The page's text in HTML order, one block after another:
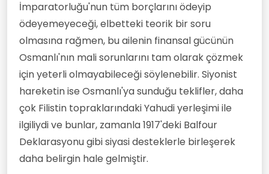
İmparatorluğu'nun tüm borçlarını ödeyip
ödeyemeyeceği, elbetteki teorik bir soru
olmasına rağmen, bu ailenin finansal gücünün
Osmanlı'nın mali sorunlarını tam olarak çözmek
için yeterli olmayabileceği söylenebilir. Siyonist
hareketin ise Osmanlı'ya sunduğu teklifler, daha
çok Filistin topraklarındaki Yahudi yerleşimi ile
ilgiliydi ve bunlar, zamanla 1917'deki Balfour
Deklarasyonu gibi siyasi desteklerle birleşerek
daha belirgin hale gelmiştir.